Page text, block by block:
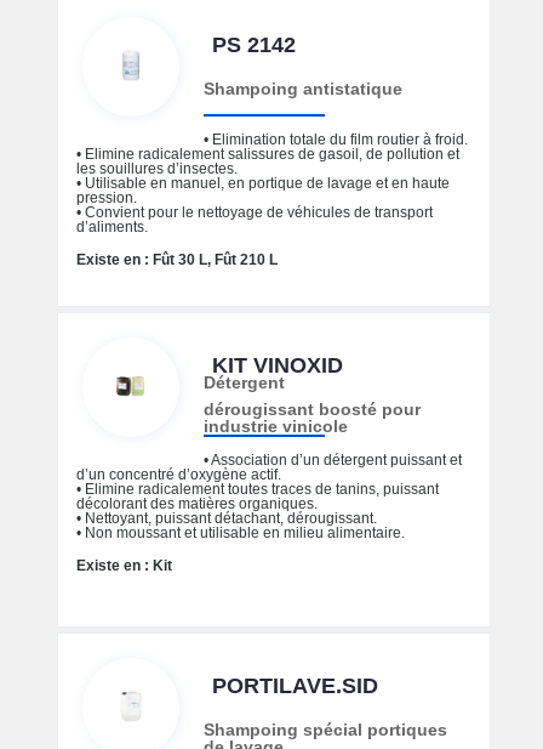
PS 2142
Shampoing antistatique
• Elimination totale du film routier à froid.
• Elimine radicalement salissures de gasoil, de pollution et
les souillures d’insectes.
• Utilisable en manuel, en portique de lavage et en haute
pression.
• Convient pour le nettoyage de véhicules de transport
d’aliments.
Existe en : Fût 30 L, Fût 210 L
KIT VINOXID
Détergent
dérougissant boosté pour
industrie vinicole
• Association d’un détergent puissant et
d’un concentré d’oxygène actif.
• Elimine radicalement toutes traces de tanins, puissant
décolorant des matières organiques.
• Nettoyant, puissant détachant, dérougissant.
• Non moussant et utilisable en milieu alimentaire.
Existe en : Kit
PORTILAVE.SID
Shampoing spécial portiques